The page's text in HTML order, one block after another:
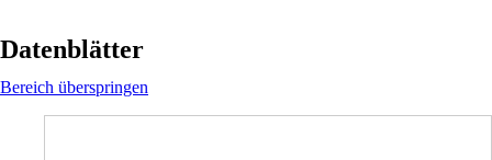
Datenblätter
Bereich überspringen